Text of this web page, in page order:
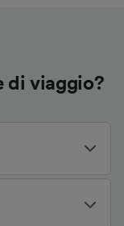
di viaggio?